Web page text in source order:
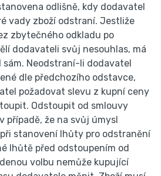
odlišně, kdy dodavatel
vady zboží odstraní. Jestliže
zbytečného odkladu po
dodavateli svůj nesouhlas, má
sám. Neodstraní-li dodavatel
dle předchozího odstavce,
požadovat slevu z kupní ceny
Odstoupit od smlouvy
případě, že na svůj úmysl
stanovení lhůty pro odstranění
lhůtě před odstoupením od
volbu nemůže kupující